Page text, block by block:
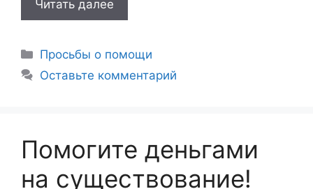
Читать далее
Рубрики
Просьбы о помощи
Оставьте комментарий
Помогите деньгами
на существование!